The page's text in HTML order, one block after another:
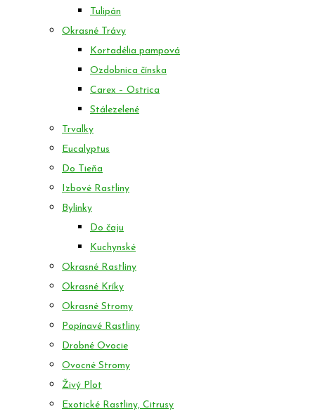
Tulipán
Okrasné Trávy
Kortadélia pampová
Ozdobnica čínska
Carex – Ostrica
Stálezelené
Trvalky
Eucalyptus
Do Tieňa
Izbové Rastliny
Bylinky
Do čaju
Kuchynské
Okrasné Rastliny
Okrasné Kríky
Okrasné Stromy
Popínavé Rastliny
Drobné Ovocie
Ovocné Stromy
Živý Plot
Exotické Rastliny, Citrusy